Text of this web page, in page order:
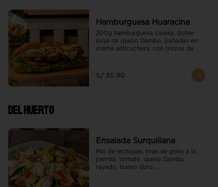
Hamburguesa Huaracina
200g hamburguesa casera, doble
lonja de queso Dambo, bañadas en
crema anticuchera, con trozos de
Acompañado de papas nativas.
S/ 35.90
Del Huerto
Ensalada Surquillana
Mix de lechugas, tiras de pollo a la
parrilla, tomate, queso Dambo
rayado, huevo duro